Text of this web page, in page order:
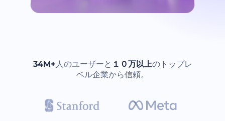
34M+人のユーザーと １０万以上のトップレ
ベル企業から信頼。